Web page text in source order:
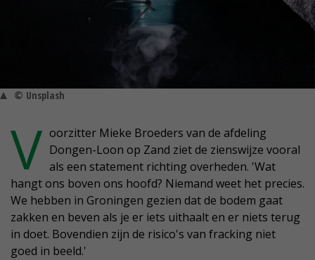
© Unsplash
V oorzitter Mieke Broeders van de afdeling
Dongen-Loon op Zand ziet de zienswijze vooral
als een statement richting overheden. 'Wat
hangt ons boven ons hoofd? Niemand weet het precies.
We hebben in Groningen gezien dat de bodem gaat
zakken en beven als je er iets uithaalt en er niets terug
in doet. Bovendien zijn de risico's van fracking niet
goed in beeld.'